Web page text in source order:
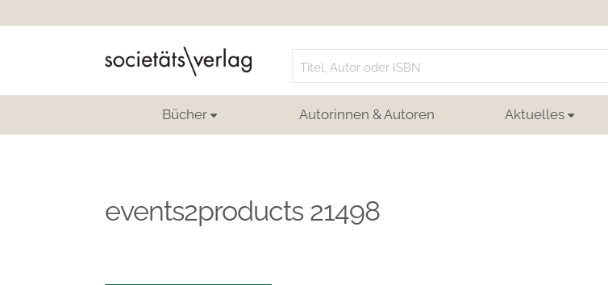
for:
Bücher Autorinnen & Autoren Aktuelles
events2products 21498